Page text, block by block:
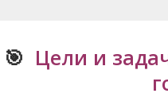
🎯 Цели и